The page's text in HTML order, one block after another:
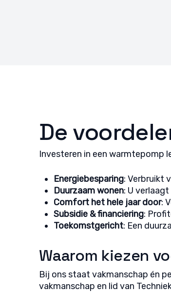
De
Investeren in een warmtepomp
Energiebesparing: Verbruikt
Duurzaam wonen: U
Comfort het hele jaar door:
Subsidie & financiering:
Toekomstgericht: Een
Waarom kiezen
Bij ons staat vakmanschap én
vakmanschap en lid van